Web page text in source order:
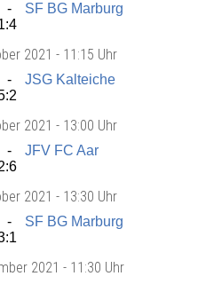
SF BG Marburg
2021 - 11:15 Uhr
JSG Kalteiche
2021 - 13:00 Uhr
JFV FC Aar
2021 - 13:30 Uhr
SF BG Marburg
2021 - 11:30 Uhr